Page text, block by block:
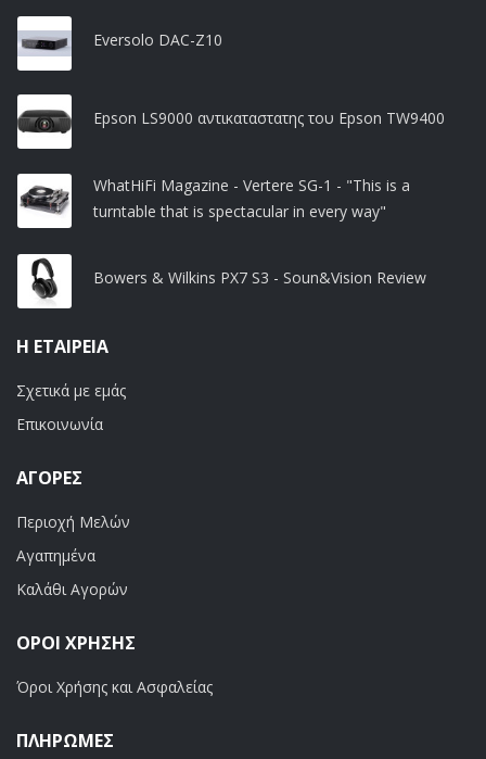
Eversolo DAC-Z10
Epson LS9000 αντικαταστατης του Epson TW9400
WhatHiFi Magazine - Vertere SG-1 - "This is a
turntable that is spectacular in every way"
Bowers & Wilkins PX7 S3 - Soun&Vision Review
Η ΕΤΑΙΡΕΊΑ
Σχετικά με εμάς
Επικοινωνία
ΑΓΟΡΈΣ
Περιοχή Μελών
Αγαπημένα
Καλάθι Αγορών
ΟΡΟΙ ΧΡΗΣΗΣ
Όροι Χρήσης και Ασφαλείας
ΠΛΗΡΩΜΕΣ